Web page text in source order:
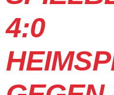
4:0